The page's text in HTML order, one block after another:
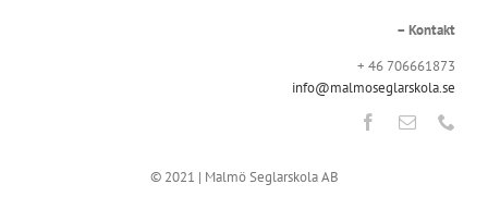
– Kontakt
+ 46 706661873
info@malmoseglarskola.se
© 2021 | Malmö Seglarskola AB